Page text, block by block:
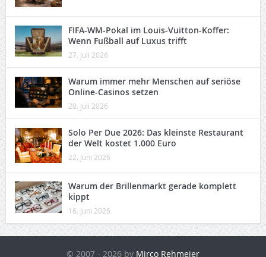
FIFA-WM-Pokal im Louis-Vuitton-Koffer:
Wenn Fußball auf Luxus trifft
27. Juli 2026
Warum immer mehr Menschen auf seriöse
Online-Casinos setzen
20. Juli 2026
Solo Per Due 2026: Das kleinste Restaurant
der Welt kostet 1.000 Euro
22. Juni 2026
Warum der Brillenmarkt gerade komplett
kippt
16. Juni 2026
© 2007 - 2026 by Mirco Rehmeier